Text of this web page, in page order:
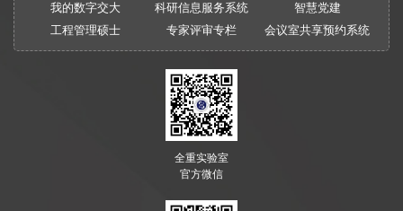
我的数字交大
科研信息服务系统
智慧党建
工程管理硕士
专家评审专栏 会议室共享预约系统
全重实验室
官方微信